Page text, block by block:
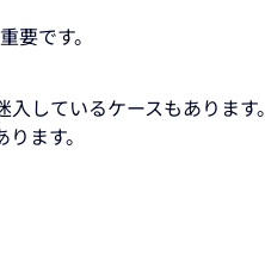
です。
しているケースもあります。
ます。